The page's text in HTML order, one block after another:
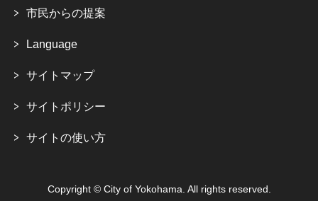
市民からの提案
Language
サイトマップ
サイトポリシー
サイトの使い方
Copyright © City of Yokohama. All rights reserved.